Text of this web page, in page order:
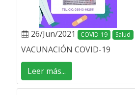
26/Jun/2021 COVID-19 Salud
VACUNACIÓN COVID-19
Leer más...